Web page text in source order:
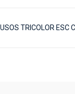
TRICOLOR ESC